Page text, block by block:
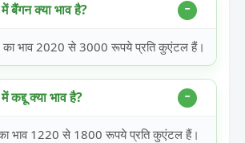
क्या भाव है?
भाव 2020 से 3000 रूपये प्रति कुएंटल हैं।
क्या भाव है?
भाव 1220 से 1800 रूपये प्रति कुएंटल हैं।